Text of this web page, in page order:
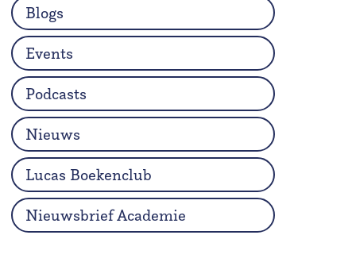
Blogs
Events
Podcasts
Nieuws
Lucas Boekenclub
Nieuwsbrief Academie